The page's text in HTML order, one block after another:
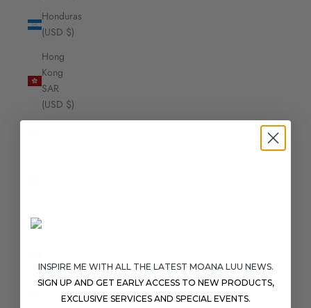
Honduras
(USD $)
Hong
Kong
SAR
(USD $)
(USD $)
Iraq
INSPIRE ME WITH ALL THE LATEST MOANA LUU NEWS.
SIGN UP AND GET EARLY ACCESS TO NEW PRODUCTS,
EXCLUSIVE SERVICES AND SPECIAL EVENTS.